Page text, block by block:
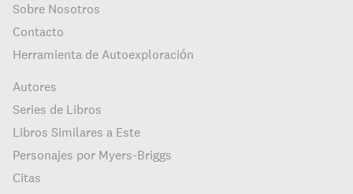
Sobre Nosotros
Contacto
Herramienta de Autoexploración
Autores
Series de Libros
Libros Similares a Este
Personajes por Myers-Briggs
Citas